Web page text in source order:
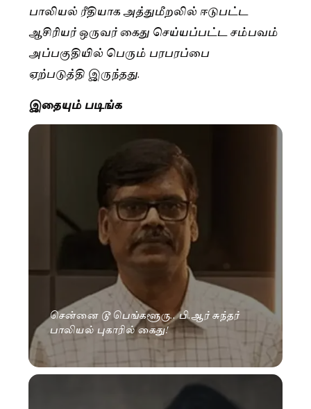
பாலியல் ரீதியாக அத்துமீறலில் ஈடுபட்ட
ஆசிரியர் ஒருவர் கைது செய்யப்பட்ட சம்பவம்
அப்பகுதியில் பெரும் பரபரப்பை
ஏற்படுத்தி இருந்தது.
இதையும் படிங்க
சென்னை டூ பெங்களூரு.. பி.ஆர் சுந்தர்
பாலியல் புகாரில் கைது!